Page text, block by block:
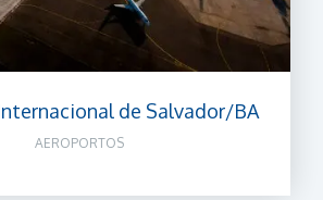
de Salvador/BA
AEROPORTOS